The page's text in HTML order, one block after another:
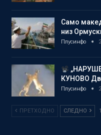
Само
низ
Плусинфо
КУНОВО
Плусинфо
ПРЕТХОДНО СЛЕДНО